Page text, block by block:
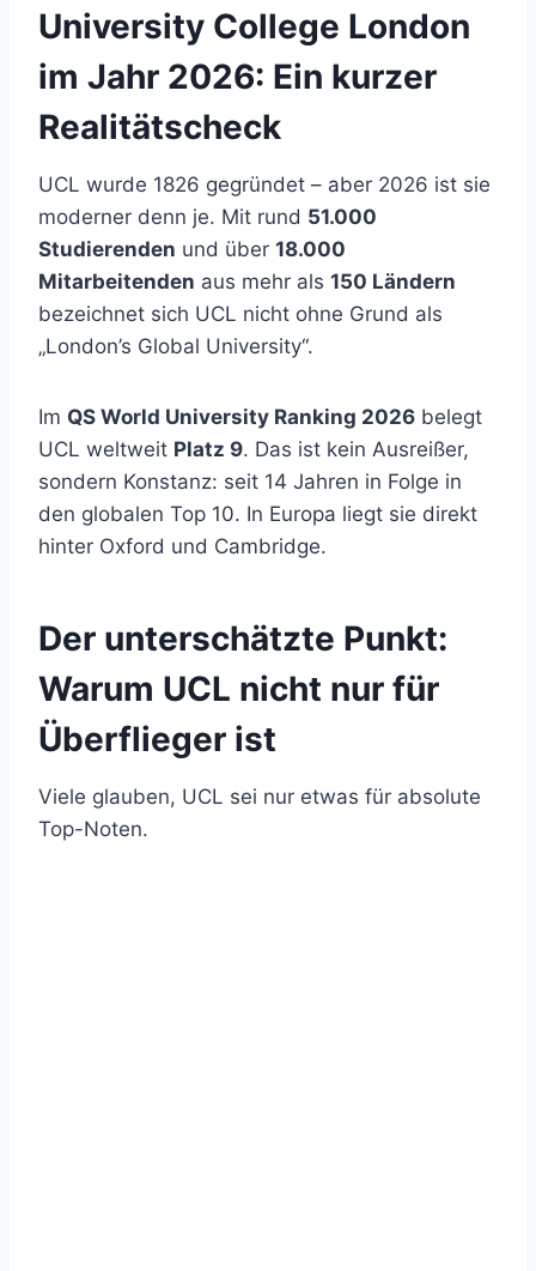
University College London
im Jahr 2026: Ein kurzer
Realitätscheck
UCL wurde 1826 gegründet – aber 2026 ist sie
moderner denn je. Mit rund 51.000
Studierenden und über 18.000
Mitarbeitenden aus mehr als 150 Ländern
bezeichnet sich UCL nicht ohne Grund als
„London’s Global University“.
Im QS World University Ranking 2026 belegt
UCL weltweit Platz 9. Das ist kein Ausreißer,
sondern Konstanz: seit 14 Jahren in Folge in
den globalen Top 10. In Europa liegt sie direkt
hinter Oxford und Cambridge.
Der unterschätzte Punkt:
Warum UCL nicht nur für
Überflieger ist
Viele glauben, UCL sei nur etwas für absolute
Top-Noten.